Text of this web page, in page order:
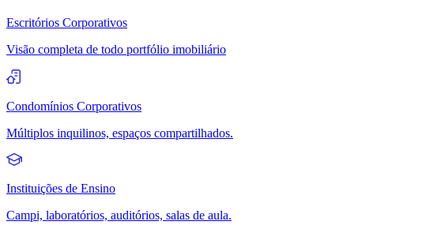
Escritórios Corporativos
Visão completa de todo portfólio imobiliário
Condomínios Corporativos
Múltiplos inquilinos, espaços compartilhados.
Instituições de Ensino
Campi, laboratórios, auditórios, salas de aula.